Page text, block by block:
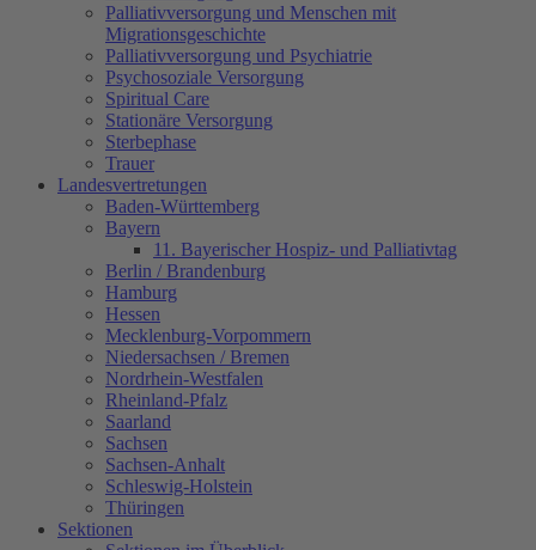
Palliativversorgung und Menschen mit
Migrationsgeschichte
Palliativversorgung und Psychiatrie
Psychosoziale Versorgung
Spiritual Care
Stationäre Versorgung
Sterbephase
Trauer
Landesvertretungen
Baden-Württemberg
Bayern
11. Bayerischer Hospiz- und Palliativtag
Berlin / Brandenburg
Hamburg
Hessen
Mecklenburg-Vorpommern
Niedersachsen / Bremen
Nordrhein-Westfalen
Rheinland-Pfalz
Saarland
Sachsen
Sachsen-Anhalt
Schleswig-Holstein
Thüringen
Sektionen